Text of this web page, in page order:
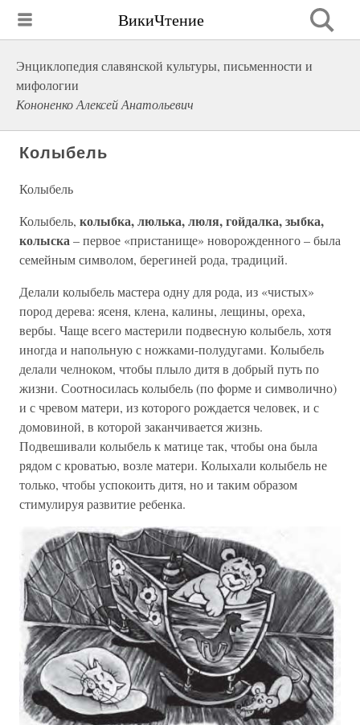
ВикиЧтение
Энциклопедия славянской культуры, письменности и
мифологии
Кононенко Алексей Анатольевич
Колыбель
Колыбель
Колыбель, колыбка, люлька, люля, гойдалка, зыбка,
колыска– первое «пристанище» новорожденного – была
семейным символом, берегиней рода, традиций.
Делали колыбель мастера одну для рода, из «чистых»
пород дерева: ясеня, клена, калины, лещины, ореха,
вербы. Чаще всего мастерили подвесную колыбель, хотя
иногда и напольную с ножками-полудугами. Колыбель
делали челноком, чтобы плыло дитя в добрый путь по
жизни. Соотносилась колыбель (по форме и символично)
и с чревом матери, из которого рождается человек, и с
домовиной, в которой заканчивается жизнь.
Подвешивали колыбель к матице так, чтобы она была
рядом с кроватью, возле матери. Колыхали колыбель не
только, чтобы успокоить дитя, но и таким образом
стимулируя развитие ребенка.